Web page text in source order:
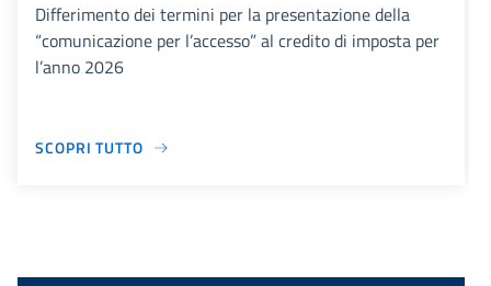
Differimento dei termini per la presentazione della
“comunicazione per l’accesso” al credito di imposta per
l’anno 2026
SCOPRI TUTTO